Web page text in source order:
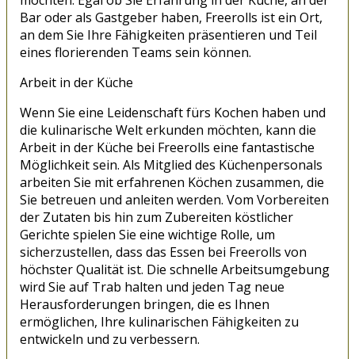
Bar oder als Gastgeber haben, Freerolls ist ein Ort,
an dem Sie Ihre Fähigkeiten präsentieren und Teil
eines florierenden Teams sein können.
Arbeit in der Küche
Wenn Sie eine Leidenschaft fürs Kochen haben und
die kulinarische Welt erkunden möchten, kann die
Arbeit in der Küche bei Freerolls eine fantastische
Möglichkeit sein. Als Mitglied des Küchenpersonals
arbeiten Sie mit erfahrenen Köchen zusammen, die
Sie betreuen und anleiten werden. Vom Vorbereiten
der Zutaten bis hin zum Zubereiten köstlicher
Gerichte spielen Sie eine wichtige Rolle, um
sicherzustellen, dass das Essen bei Freerolls von
höchster Qualität ist. Die schnelle Arbeitsumgebung
wird Sie auf Trab halten und jeden Tag neue
Herausforderungen bringen, die es Ihnen
ermöglichen, Ihre kulinarischen Fähigkeiten zu
entwickeln und zu verbessern.